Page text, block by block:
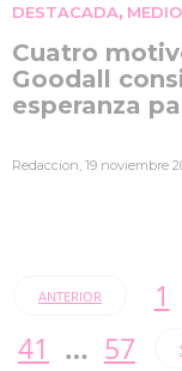
DESTACADA,
Cuatro
Goodall
esperanza
Redaccion, 19 noviembre
ANTERIOR 1
41 … 57